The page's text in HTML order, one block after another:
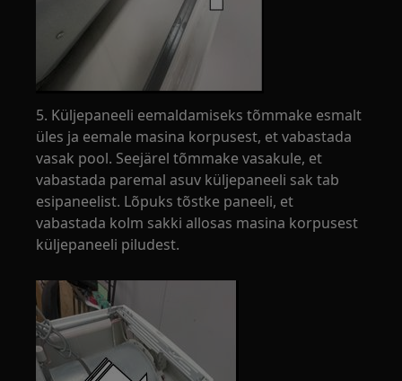
5. Küljepaneeli eemaldamiseks tõmmake esmalt
üles ja eemale masina korpusest, et vabastada
vasak pool. Seejärel tõmmake vasakule, et
vabastada paremal asuv küljepaneeli sak tab
esipaneelist. Lõpuks tõstke paneeli, et
vabastada kolm sakki allosas masina korpusest
küljepaneeli piludest.